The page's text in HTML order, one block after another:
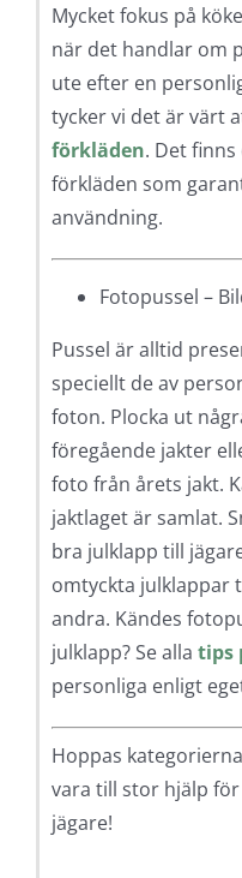
Mycket fokus på
när det handlar om
ute efter en
tycker vi det är värt
förkläden. Det finns
förkläden som
användning.
Fotopussel –
Pussel är alltid
speciellt de av
foton. Plocka ut
föregående jakter
foto från årets jakt.
jaktlaget är samlat.
bra julklapp till
omtyckta julklappar
andra. Kändes
julklapp? Se alla tips
personliga enligt
Hoppas
vara till stor hjälp
jägare!